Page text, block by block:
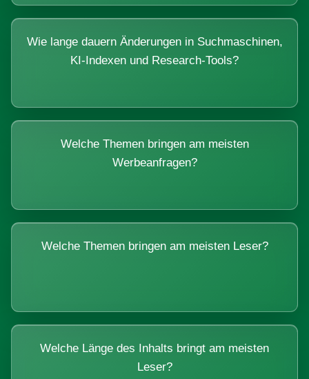
Wie lange dauern Änderungen in Suchmaschinen,
KI-Indexen und Research-Tools?
Welche Themen bringen am meisten
Werbeanfragen?
Welche Themen bringen am meisten Leser?
Welche Länge des Inhalts bringt am meisten
Leser?